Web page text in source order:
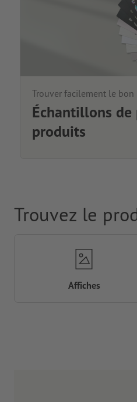
Trouver facilement le bon
Échantillons de
produits
Trouvez le
Affiches